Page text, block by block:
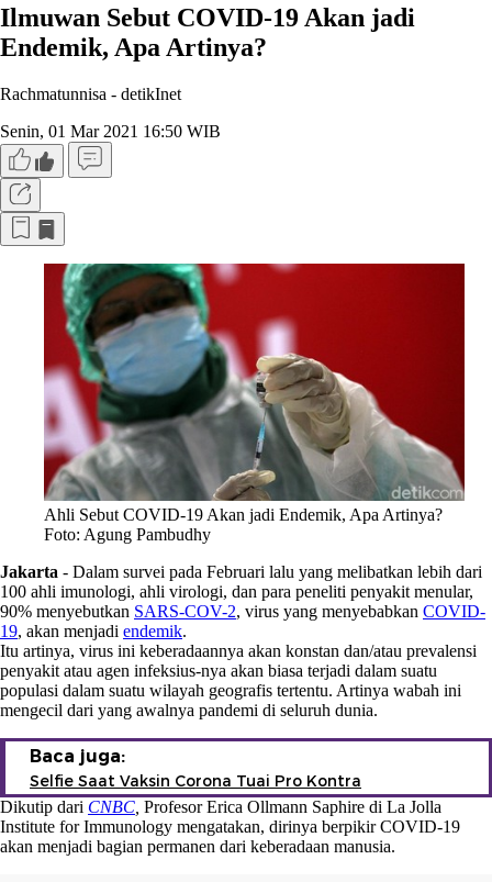
Ilmuwan Sebut COVID-19 Akan jadi
Endemik, Apa Artinya?
Rachmatunnisa - detikInet
Senin, 01 Mar 2021 16:50 WIB
Ahli Sebut COVID-19 Akan jadi Endemik, Apa Artinya?
Foto: Agung Pambudhy
Jakarta - Dalam survei pada Februari lalu yang melibatkan lebih dari
100 ahli imunologi, ahli virologi, dan para peneliti penyakit menular,
90% menyebutkan SARS-COV-2, virus yang menyebabkan COVID-
19, akan menjadi endemik.
Itu artinya, virus ini keberadaannya akan konstan dan/atau prevalensi
penyakit atau agen infeksius-nya akan biasa terjadi dalam suatu
populasi dalam suatu wilayah geografis tertentu. Artinya wabah ini
mengecil dari yang awalnya pandemi di seluruh dunia.
Baca juga:
Selfie Saat Vaksin Corona Tuai Pro Kontra
Dikutip dari CNBC Profesor Erica Ollmann Saphire di La Jolla
Institute for Immunology mengatakan, dirinya berpikir COVID-19
akan menjadi bagian permanen dari keberadaan manusia.